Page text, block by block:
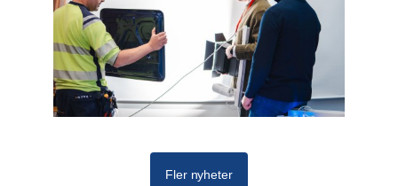
Fler nyheter